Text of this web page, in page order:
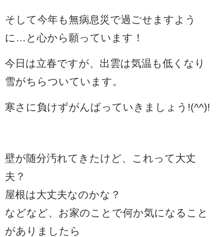
そして今年も無病息災で過ごせますよう
に…と心から願っています！
今日は立春ですが、出雲は気温も低くなり
雪がちらついています。
寒さに負けずがんばっていきましょう!(^^)!
壁が随分汚れてきたけど、これって大丈
夫？
屋根は大丈夫なのかな？
などなど、お家のことで何か気になること
がありましたら